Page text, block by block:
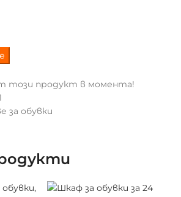
този продукт в момента!
за обувки